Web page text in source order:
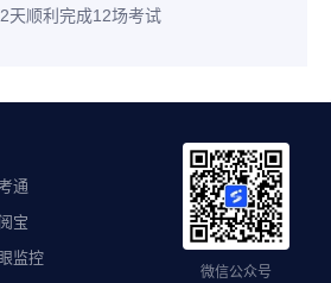
天顺利完成12场考试
通
宝
监控
微信公众号